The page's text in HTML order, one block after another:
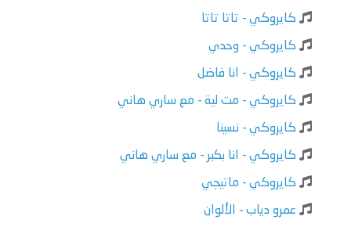
كايروكي - تاتا تاتا
كايروكي - وحدي
كايروكي - انا فاضل
كايروكي - مت لية - مع ساري هاني
كايروكي - نسينا
كايروكي - انا بكبر - مع ساري هاني
كايروكي - ماتيجي
عمرو دياب - الألوان